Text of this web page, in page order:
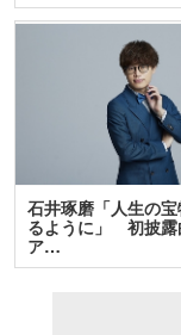
石井琢磨「人生の
るように」 初披露
ア…